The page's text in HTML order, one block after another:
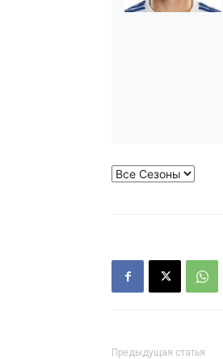
Предыдущая статья